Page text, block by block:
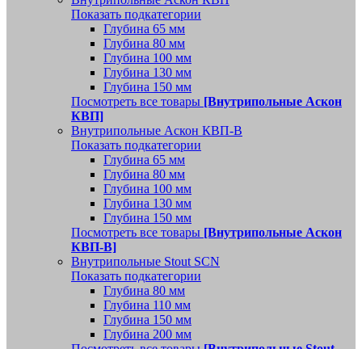
Показать подкатегории
Глубина 65 мм
Глубина 80 мм
Глубина 100 мм
Глубина 130 мм
Глубина 150 мм
Посмотреть все товары [Внутрипольные Аскон
КВП]
Внутрипольные Аскон КВП-В
Показать подкатегории
Глубина 65 мм
Глубина 80 мм
Глубина 100 мм
Глубина 130 мм
Глубина 150 мм
Посмотреть все товары [Внутрипольные Аскон
КВП-В]
Внутрипольные Stout SCN
Показать подкатегории
Глубина 80 мм
Глубина 110 мм
Глубина 150 мм
Глубина 200 мм